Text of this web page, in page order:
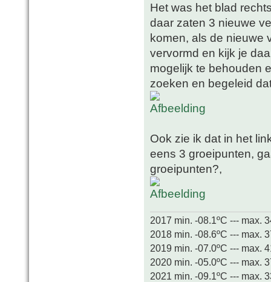
Het was het blad
daar zaten 3 nieuwe
komen, als de nieuwe
vervormd en kijk je
mogelijk te behouden
zoeken en begeleid
Ook zie ik dat in het
eens 3 groeipunten,
groeipunten?,
2017 min. -08.1ºC --- max.
2018 min. -08.6ºC --- max.
2019 min. -07.0ºC --- max.
2020 min. -05.0ºC --- max.
2021 min. -09.1ºC --- max.